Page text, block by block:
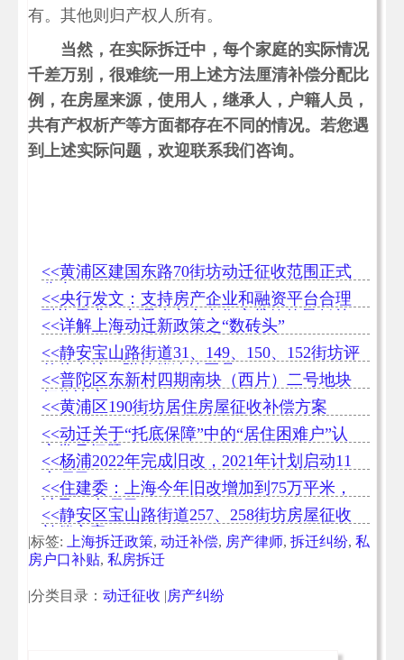
有。其他则归产权人所有。
当然，在实际拆迁中，每个家庭的实际情况
千差万别，很难统一用上述方法厘清补偿分配比
例，在房屋来源，使用人，继承人，户籍人员，
共有产权析产等方面都存在不同的情况。若您遇
到上述实际问题，欢迎联系我们咨询。
<<黄浦区建国东路70街坊动迁征收范围正式
公布
<<央行发文：支持房产企业和融资平台合理
融资需求，合理确定个人住房贷款的最低首
付款比例和利率
<<详解上海动迁新政策之“数砖头”
<<静安宝山路街道31、149、150、152街坊评
估价出炉（附补偿速算工具）
<<普陀区东新村四期南块（西片）二号地块
征收决定
<<黄浦区190街坊居住房屋征收补偿方案
<<动迁关于“托底保障”中的“居住困难户”认
定常见问题
<<杨浦2022年完成旧改，2021年计划启动11
个项目
<<住建委：上海今年旧改增加到75万平米，
涉及46个项目
<<静安区宝山路街道257、258街坊房屋征收
补偿方案
|标签: 上海拆迁政策, 动迁补偿, 房产律师, 拆迁纠纷, 私
房户口补贴, 私房拆迁
|分类目录： 动迁征收 |房产纠纷